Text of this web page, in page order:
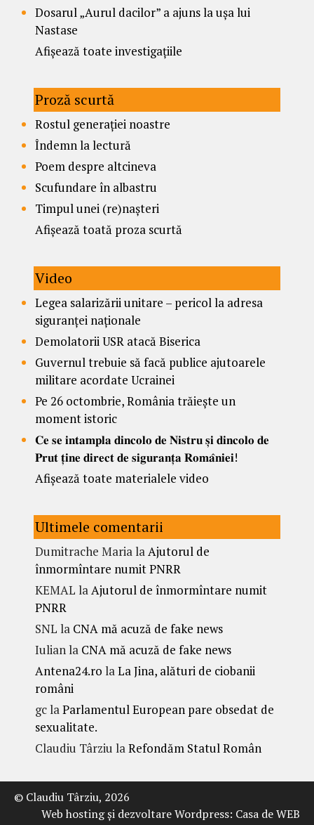
Dosarul „Aurul dacilor” a ajuns la ușa lui
Nastase
Afișează toate investigațiile
Proză scurtă
Rostul generației noastre
Îndemn la lectură
Poem despre altcineva
Scufundare în albastru
Timpul unei (re)nașteri
Afișează toată proza scurtă
Video
Legea salarizării unitare – pericol la adresa
siguranței naționale
Demolatorii USR atacă Biserica
Guvernul trebuie să facă publice ajutoarele
militare acordate Ucrainei
Pe 26 octombrie, România trăiește un
moment istoric
𝐂𝐞 𝐬𝐞 𝐢𝐧𝐭𝐚𝐦𝐩𝐥𝐚 𝐝𝐢𝐧𝐜𝐨𝐥𝐨 𝐝𝐞 𝐍𝐢𝐬𝐭𝐫𝐮 𝐬̦𝐢 𝐝𝐢𝐧𝐜𝐨𝐥𝐨 𝐝𝐞
𝐏𝐫𝐮𝐭 𝐭̦𝐢𝐧𝐞 𝐝𝐢𝐫𝐞𝐜𝐭 𝐝𝐞 𝐬𝐢𝐠𝐮𝐫𝐚𝐧𝐭̦𝐚 𝐑𝐨𝐦𝐚̂𝐧𝐢𝐞𝐢!
Afișează toate materialele video
Ultimele comentarii
Dumitrache MarialaAjutorul de
înmormîntare numit PNRR
KEMAL laAjutorul de înmormîntare numit
PNRR
SNL la CNA mă acuză de fake news
Iulianla CNA mă acuză de fake news
Antena24.ro laLa Jina, alături de ciobanii
români
gclaParlamentul European pare obsedat de
sexualitate.
Claudiu Târziu laRefondăm Statul Român
© Claudiu Târziu, 2026
Web hosting şi dezvoltare Wordpress: Casa de WEB